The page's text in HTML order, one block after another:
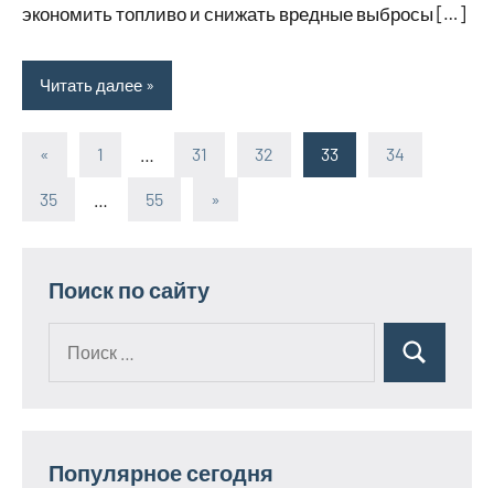
экономить топливо и снижать вредные выбросы […]
Читать далее
«
Предыдущие
1 31 32 33 34
35 55
Следующие
»
Поиск по сайту
Поиск
Популярное сегодня